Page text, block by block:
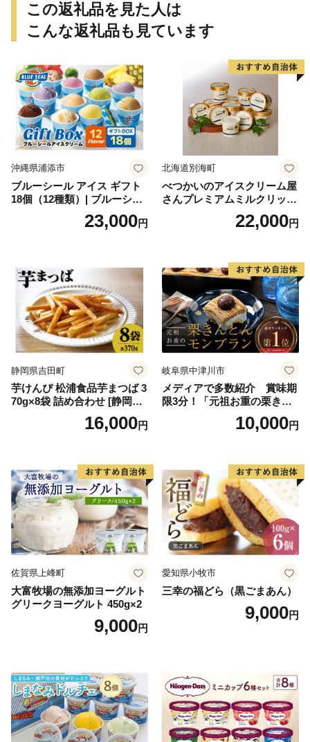
この返礼品を見た人は
こんな返礼品も見ています
沖縄県浦添市
ブルーシール アイス ギフト
18個（12種類）| ブルーシー
ルアイス ブルーシールアイ
スクリーム 着日指定可能 送
誕生日 カップ 詰め合わせ バ
ラエティ | バニラ チョコレー
ト ストロベリー ピスタチオ
バニラ＆クッキー ウベ 沖縄
紅イモ 塩ちんすこう 沖縄シ
ークヮーサー 沖縄黒糖 琉球
ロイヤルミルクティ 沖縄パ
イン
23,000円
北海道別海町
べつかいのアイスクリーム屋
さんプレミアムミルクリッチ
12個（AP-01）（ 北海道アイ
ス 北海道産アイス アイス ア
道産アイス 道産アイスクリ
ーム ギフト 詰合せ 詰め合わ
せ ふるさと納税 ）
22,000円
静岡県吉田町
芋けんぴ 松浦食品芋まつば 3
70g×8袋 詰め合わせ [静岡伊
勢丹(松浦食品) 静岡県 吉田町
22424274] 芋ケンピ セット
16,000円
岐阜県中津川市
メディアで多数紹介 賞味期
限3分！「元祖お重の栗きん
とんモンブラン」 【未来の
ご褒美】スイーツ 栗 モンブ
子 菓子 F4N-2298
10,000円
佐賀県上峰町
大富牧場の無添加ヨーグルト
グリークヨーグルト 450g×2
9,000円
愛知県小牧市
三幸の福どら（黒ごまあん）
9,000円